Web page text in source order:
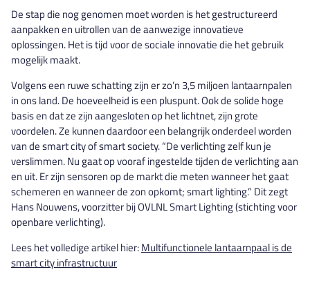
De stap die nog genomen moet worden is het gestructureerd
aanpakken en uitrollen van de aanwezige innovatieve
oplossingen. Het is tijd voor de sociale innovatie die het gebruik
mogelijk maakt.
Volgens een ruwe schatting zijn er zo’n 3,5 miljoen lantaarnpalen
in ons land. De hoeveelheid is een pluspunt. Ook de solide hoge
basis en dat ze zijn aangesloten op het lichtnet, zijn grote
voordelen. Ze kunnen daardoor een belangrijk onderdeel worden
van de smart city of smart society. “De verlichting zelf kun je
verslimmen. Nu gaat op vooraf ingestelde tijden de verlichting aan
en uit. Er zijn sensoren op de markt die meten wanneer het gaat
schemeren en wanneer de zon opkomt; smart lighting.” Dit zegt
Hans Nouwens, voorzitter bij OVLNL Smart Lighting (stichting voor
openbare verlichting).
Lees het volledige artikel hier:Multifunctionele lantaarnpaal is de
smart city infrastructuur